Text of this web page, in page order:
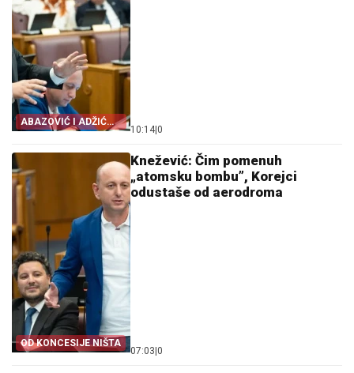
ABAZOVIĆ I ADŽIĆ
DALI IZJAVE
10:14 0
OD KONCESIJE NIŠTA
Knežević: Čim pomenuh
„atomsku bombu”, Korejci
odustaše od aerodroma
07:03 0